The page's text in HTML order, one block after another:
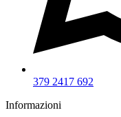
379 2417 692
Informazioni